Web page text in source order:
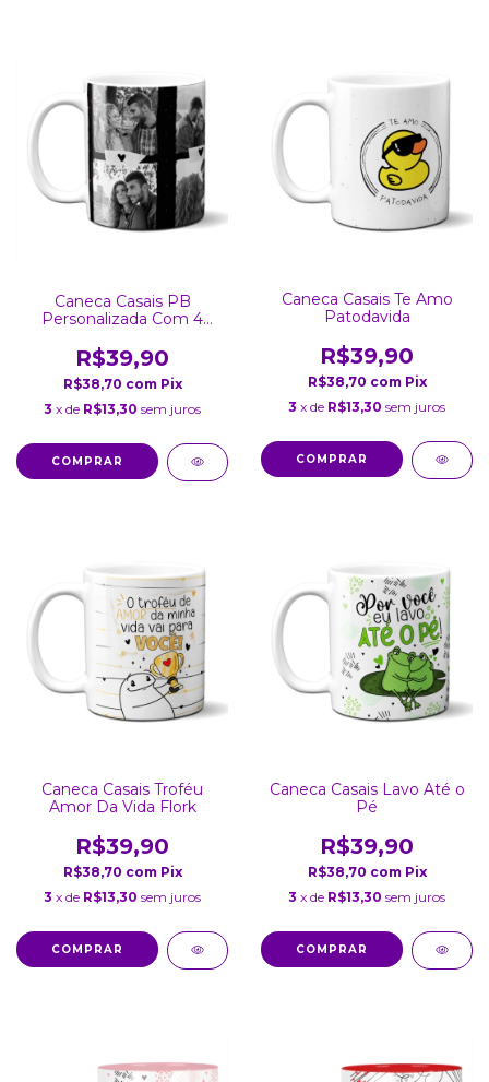
Caneca Casais PB
Personalizada Com 4
R$39,90
R$38,70 com Pix
3 x de R$13,30 sem juros
COMPRAR
Caneca Casais Te Amo
Patodavida
R$39,90
R$38,70 com Pix
3 x de R$13,30 sem juros
COMPRAR
Caneca Casais Troféu
Amor Da Vida Flork
R$39,90
R$38,70 com Pix
3 x de R$13,30 sem juros
COMPRAR
Caneca Casais Lavo Até o
Pé
R$39,90
R$38,70 com Pix
3 x de R$13,30 sem juros
COMPRAR